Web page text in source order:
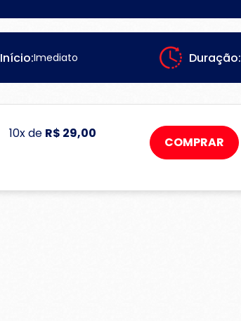
Início:Imediato Duração:
10x de R$ 29,00
COMPRAR